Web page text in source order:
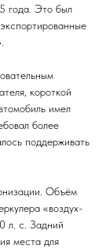
года. Это был
короткой
имел
более
поддерживать
Объём
«воздух-
л. с. Задний
места для